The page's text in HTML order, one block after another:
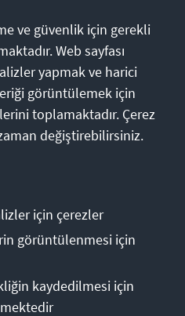
Barriere melden
ve güvenlik için gerekli
Web sayfası
yapmak ve harici
görüntülemek için
toplamaktadır. Çerez
değiştirebilirsiniz.
için çerezler
görüntülenmesi için
kaydedilmesi için